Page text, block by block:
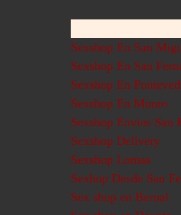
Sexshop En San
Sexshop En San
Sexshop En
Sexshop En Munro
Sexshop Envios San
Sexshop Delivery
Sexshop Lomas
Sexhop Desde San
Sex shop en Bernal